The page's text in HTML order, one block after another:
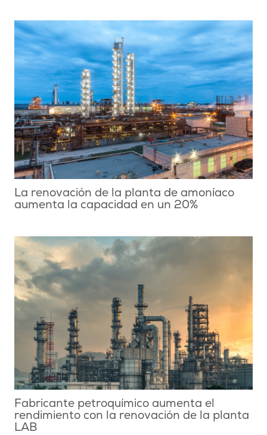
La renovación de la planta de amoníaco
aumenta la capacidad en un 20%
Fabricante petroquímico aumenta el
rendimiento con la renovación de la planta
LAB